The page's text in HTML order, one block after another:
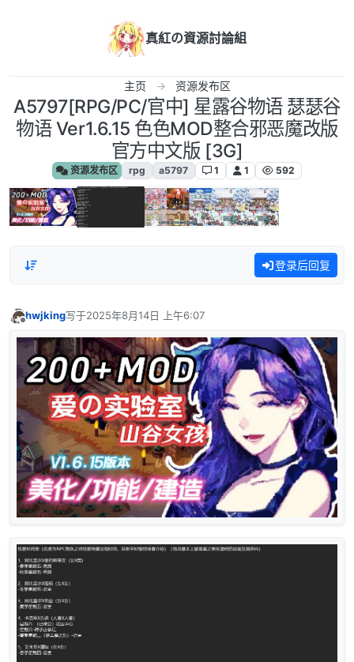
真紅の資源討論組
主页 资源发布区
A5797[RPG/PC/官中] 星露谷物语 瑟瑟谷
物语 Ver1.6.15 色色MOD整合邪恶魔改版
官方中文版 [3G]
资源发布区 rpg a5797 1 1 592
登录后回复
hwjking写于2025年8月14日 上午6:07
最后由 编辑